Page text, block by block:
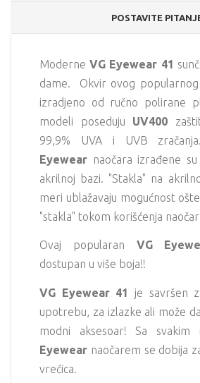
POSTAVITE
ModerneVG Eyewear 41
dame. Okvir ovog
izradjeno od ručno polirane
modeli poseduju UV400
99,9% UVA i UVB
Eyewear naočara izrađene
akrilnoj bazi. "Stakla" na
meri ublažavaju mogućnost
"stakla" tokom korišćenja
Ovaj popularan VG
dostupan u više boja!!
VG Eyewear 41
je savršen
upotrebu, za izlazke ali može
modni aksesoar! Sa svakim
Eyewear naočarem se dobija
vrećica.